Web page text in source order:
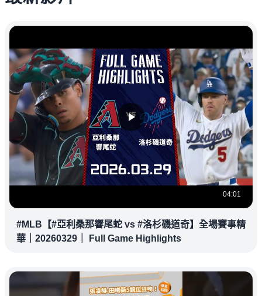
04:01
#MLB【#亞利桑那響尾蛇 vs #洛杉磯道奇】全場賽事精
華｜20260329｜ Full Game Highlights